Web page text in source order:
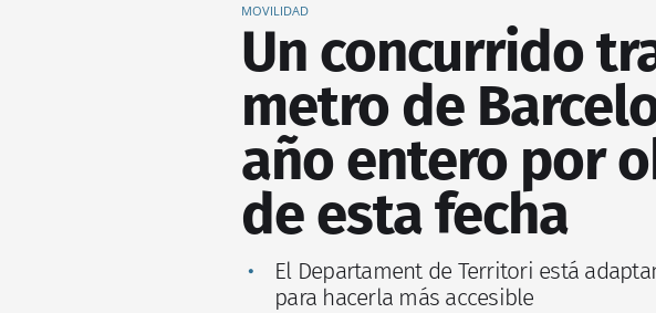
MOVILIDAD
Un concurrido
metro de
año entero por
de esta fecha
El Departament de Territori está
para hacerla más accesible